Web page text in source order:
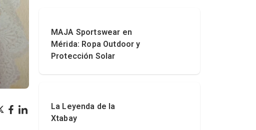
MAJA Sportswear en
Mérida: Ropa Outdoor y
Protección Solar
La Leyenda de la
Xtabay